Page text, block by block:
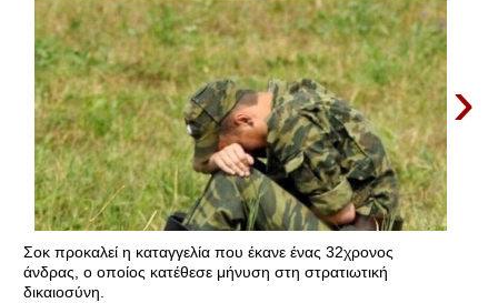
›
Σοκ προκαλεί η καταγγελία που έκανε ένας 32χρονος
άνδρας, ο οποίος κατέθεσε μήνυση στη στρατιωτική
δικαιοσύνη.